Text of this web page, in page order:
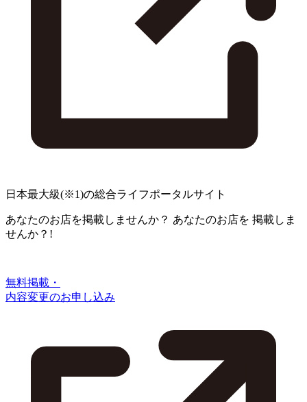
日本最大級(※1)の総合ライフポータルサイト
あなたのお店を掲載しませんか？ あなたのお店を 掲載しま
せんか？!
無料掲載・
内容変更のお申し込み